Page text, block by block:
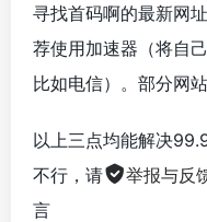
寻找首码啊的最新网
荐使用加速器（将自
比如电信）。部分网
以上三点均能解决
不行，请
举报与反
言